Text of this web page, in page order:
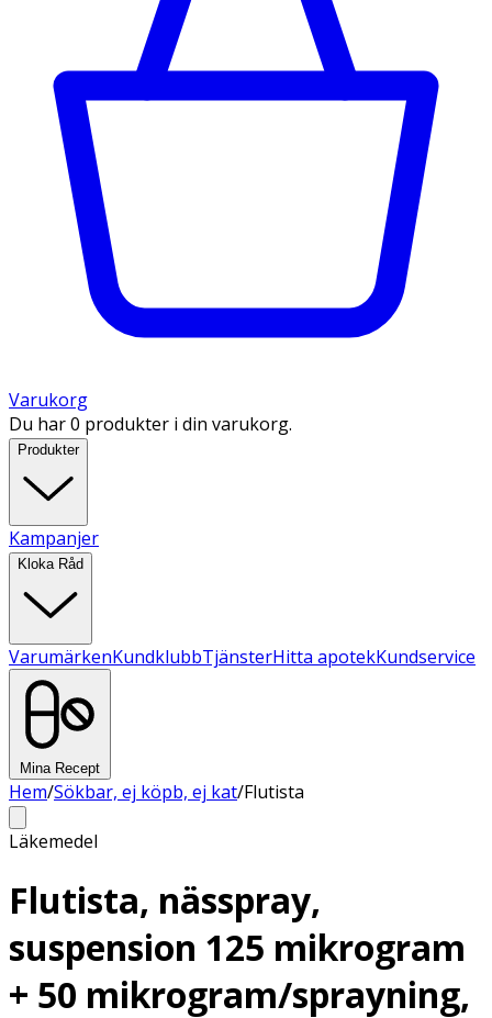
Varukorg
Du har 0 produkter i din varukorg.
Produkter
Kampanjer
Kloka Råd
VarumärkenKundklubbTjänsterHitta apotekKundservice
Mina Recept
Hem/Sökbar, ej köpb, ej kat/Flutista
Läkemedel
Flutista, nässpray,
suspension 125 mikrogram
+ 50 mikrogram/sprayning,